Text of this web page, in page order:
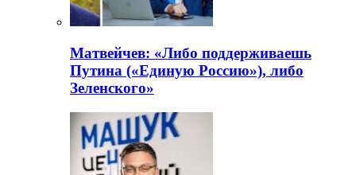
Матвейчев: «Либо поддерживаешь
Путина («Единую Россию»), либо
Зеленского»